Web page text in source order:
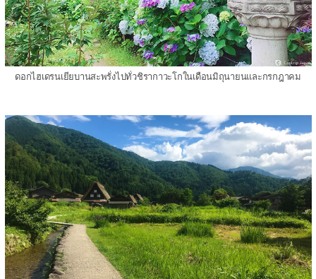
ดอกไฮเดรนเยียบานสะพรั่งไปทั่วชิรากาวะโกในเดือนมิถุนายนและกรกฎาคม